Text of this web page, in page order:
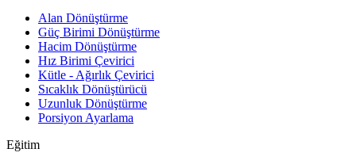
Alan Dönüştürme
Güç Birimi Dönüştürme
Hacim Dönüştürme
Hız Birimi Çevirici
Kütle - Ağırlık Çevirici
Sıcaklık Dönüştürücü
Uzunluk Dönüştürme
Porsiyon Ayarlama
Eğitim